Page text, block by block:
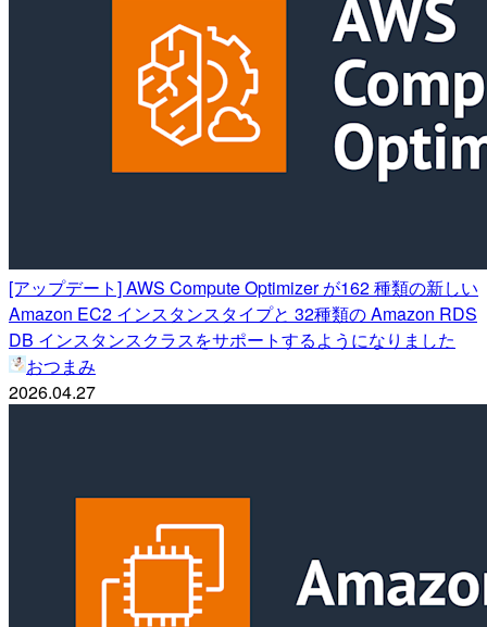
[アップデート] AWS Compute Optimizer が162 種類の新しい
Amazon EC2 インスタンスタイプと 32種類の Amazon RDS
DB インスタンスクラスをサポートするようになりました
おつまみ
2026.04.27